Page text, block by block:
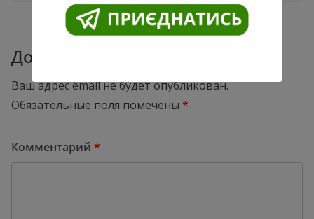
Добавить комментарий
Ваш адрес email не будет опубликован.
Обязательные поля помечены *
Комментарий *